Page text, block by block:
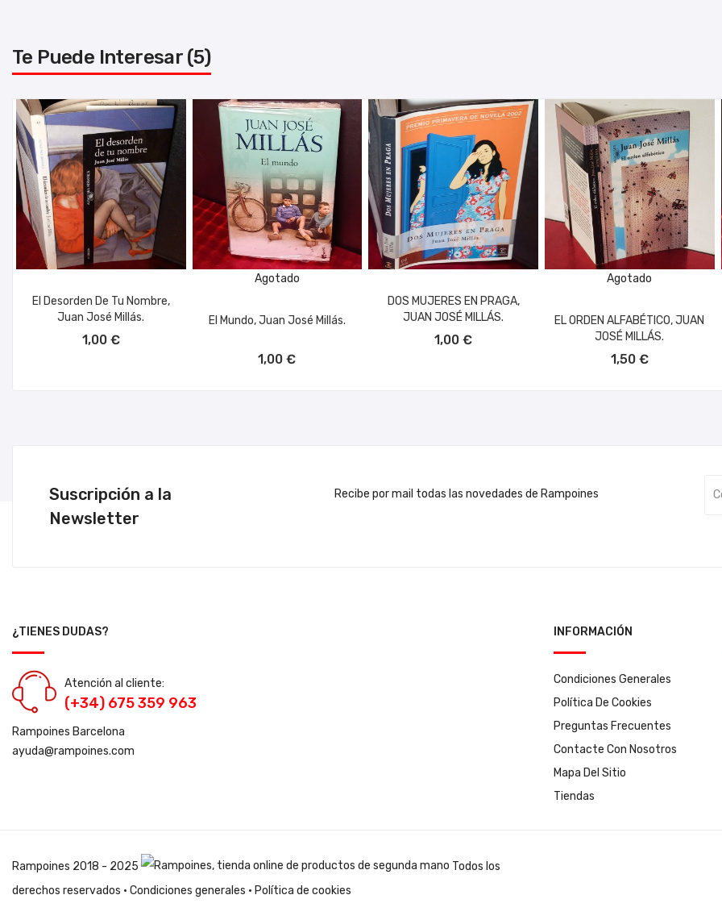
Te Puede Interesar (5)
El Desorden De Tu Nombre,
Juan José Millás.
1,00 €
Agotado
El Mundo, Juan José Millás.
1,00 €
DOS MUJERES EN PRAGA,
JUAN JOSÉ MILLÁS.
1,00 €
Agotado
EL ORDEN ALFABÉTICO, JUAN
JOSÉ MILLÁS.
1,50 €
Suscripción a la
Newsletter
Recibe por mail todas las novedades de Rampoines
¿TIENES DUDAS?
Atención al cliente:
(+34) 675 359 963
Rampoines Barcelona
ayuda@rampoines.com
INFORMACIÓN
Condiciones Generales
Política De Cookies
Preguntas Frecuentes
Contacte Con Nosotros
Mapa Del Sitio
Tiendas
Rampoines 2018 - 2025
Todos los
derechos reservados · Condiciones generales · Política de cookies